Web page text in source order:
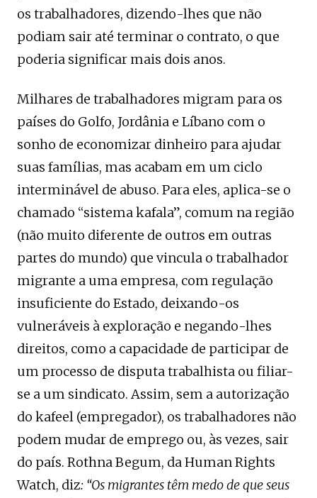
os trabalhadores, dizendo-lhes que não
podiam sair até terminar o contrato, o que
poderia significar mais dois anos.
Milhares de trabalhadores migram para os
países do Golfo, Jordânia e Líbano com o
sonho de economizar dinheiro para ajudar
suas famílias, mas acabam em um ciclo
interminável de abuso. Para eles, aplica-se o
chamado “sistema kafala”, comum na região
(não muito diferente de outros em outras
partes do mundo) que vincula o trabalhador
migrante a uma empresa, com regulação
insuficiente do Estado, deixando-os
vulneráveis ​​à exploração e negando-lhes
direitos, como a capacidade de participar de
um processo de disputa trabalhista ou filiar-
se a um sindicato. Assim, sem a autorização
do kafeel (empregador), os trabalhadores não
podem mudar de emprego ou, às vezes, sair
do país. Rothna Begum, da Human Rights
Watch, diz: “Os migrantes têm medo de que seus